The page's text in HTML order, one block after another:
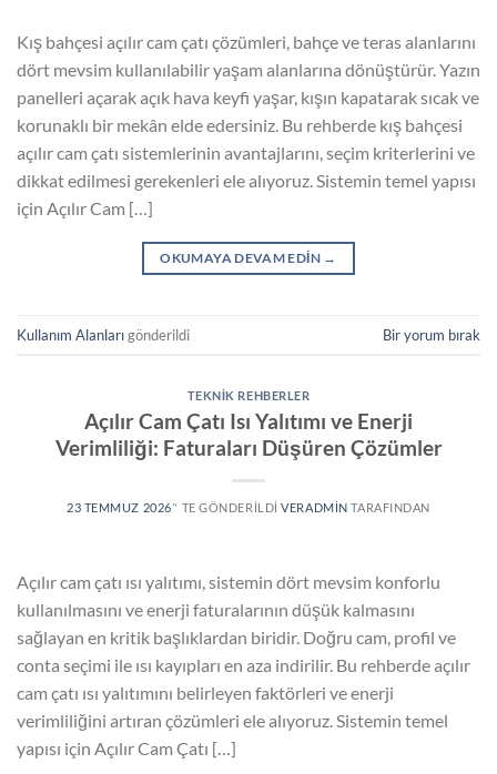
Kış bahçesi açılır cam çatı çözümleri, bahçe ve teras alanlarını
dört mevsim kullanılabilir yaşam alanlarına dönüştürür. Yazın
panelleri açarak açık hava keyfi yaşar, kışın kapatarak sıcak ve
korunaklı bir mekân elde edersiniz. Bu rehberde kış bahçesi
açılır cam çatı sistemlerinin avantajlarını, seçim kriterlerini ve
dikkat edilmesi gerekenleri ele alıyoruz. Sistemin temel yapısı
için Açılır Cam […]
OKUMAYA DEVAM EDIN →
Kullanım Alanlarıgönderildi Bir yorum bırak
TEKNIK REHBERLER
Açılır Cam Çatı Isı Yalıtımı ve Enerji
Verimliliği: Faturaları Düşüren Çözümler
23 TEMMUZ 2026’' TE GÖNDERILDI VERADMIN TARAFINDAN
Açılır cam çatı ısı yalıtımı, sistemin dört mevsim konforlu
kullanılmasını ve enerji faturalarının düşük kalmasını
sağlayan en kritik başlıklardan biridir. Doğru cam, profil ve
conta seçimi ile ısı kayıpları en aza indirilir. Bu rehberde açılır
cam çatı ısı yalıtımını belirleyen faktörleri ve enerji
verimliliğini artıran çözümleri ele alıyoruz. Sistemin temel
yapısı için Açılır Cam Çatı […]